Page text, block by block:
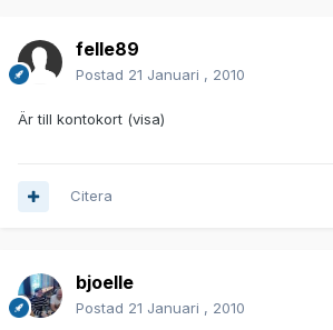
felle89
Postad 21 Januari , 2010
Är till kontokort (visa)
Citera
bjoelle
Postad 21 Januari , 2010